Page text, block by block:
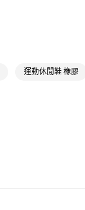
運動休閒鞋 橡膠